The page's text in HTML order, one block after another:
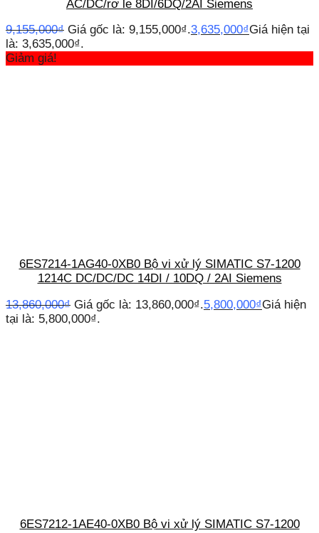
AC/DC/rơ le 8DI/6DQ/2AI Siemens
9,155,000₫ Giá gốc là: 9,155,000₫.3,635,000₫Giá hiện tại
là: 3,635,000₫.
Giảm giá!
6ES7214-1AG40-0XB0 Bộ vi xử lý SIMATIC S7-1200
1214C DC/DC/DC 14DI / 10DQ / 2AI Siemens
13,860,000₫ Giá gốc là: 13,860,000₫.5,800,000₫Giá hiện
tại là: 5,800,000₫.
6ES7212-1AE40-0XB0 Bộ vi xử lý SIMATIC S7-1200